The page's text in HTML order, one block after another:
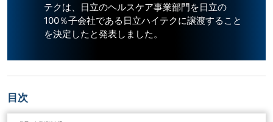
テクは、日立のヘルスケア事業部門を日立の
100％子会社である日立ハイテクに譲渡すること
を決定したと発表しました。
目次